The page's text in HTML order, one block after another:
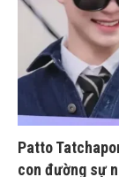
Patto
con đường sự